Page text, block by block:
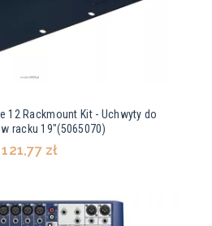
12 Rackmount Kit - Uchwyty do
racku 19"(5065070)
121,77 zł